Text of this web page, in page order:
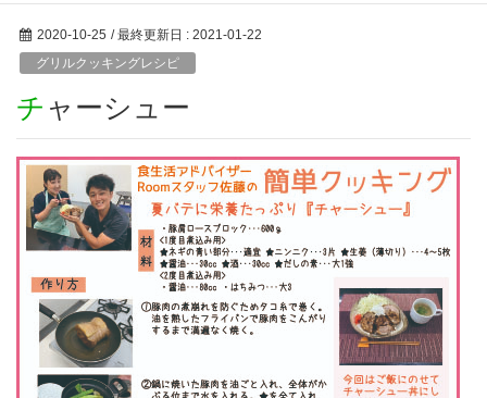
2020-10-25 / 最終更新日 : 2021-01-22
グリルクッキングレシピ
チャーシュー